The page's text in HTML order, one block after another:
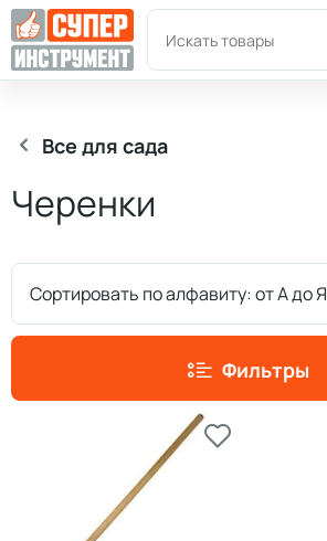
Пн-Пт: 9:00-18:00
Все для сада
Черенки
Сортировать по алфавиту: от А до Я
Фильтры